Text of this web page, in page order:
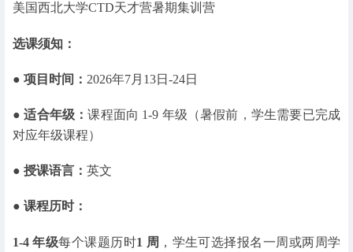
美国西北大学CTD天才营暑期集训营
选课须知：
● 项目时间： 2026年7月13日-24日
● 适合年级：课程面向 1-9 年级（暑假前，学生需要已完成
对应年级课程）
● 授课语言： 英文
● 课程历时：
1-4 年级每个课题历时1 周 ，学生可选择报名一周或两周学